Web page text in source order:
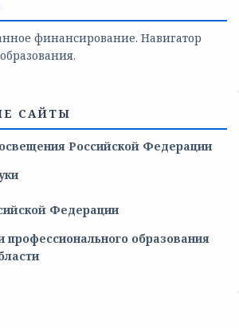
финансирование. Навигатор
САЙТЫ
Российской Федерации
Федерации
профессионального образования